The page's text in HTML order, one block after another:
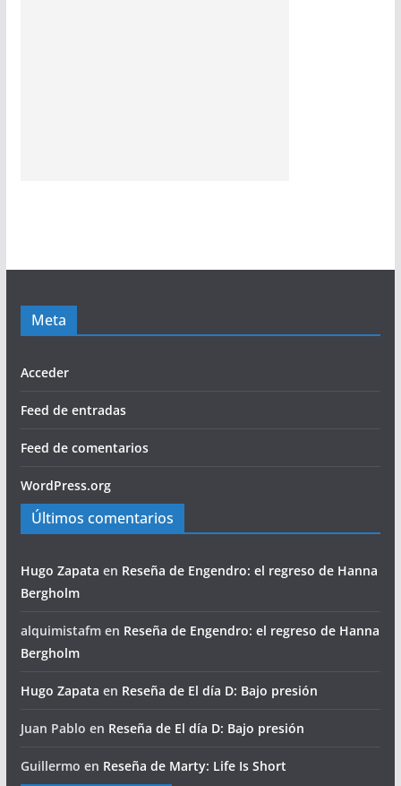
Meta
Acceder
Feed de entradas
Feed de comentarios
WordPress.org
Últimos comentarios
Hugo Zapata en Reseña de Engendro: el regreso de Hanna
Bergholm
alquimistafmen Reseña de Engendro: el regreso de Hanna
Bergholm
Hugo Zapata en Reseña de El día D: Bajo presión
Juan Pablo en Reseña de El día D: Bajo presión
Guillermo en Reseña de Marty: Life Is Short